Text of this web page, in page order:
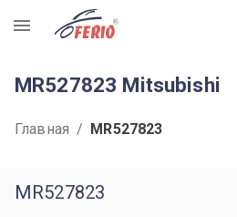
R
MR527823 Mitsubishi
Главная / MR527823
MR527823